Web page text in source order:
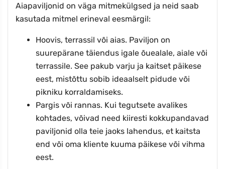
Aiapaviljonid on väga mitmekülgsed ja neid saab
kasutada mitmel erineval eesmärgil:
Hoovis, terrassil või aias. Paviljon on
suurepärane täiendus igale õuealale, aiale või
terrassile. See pakub varju ja kaitset päikese
eest, mistõttu sobib ideaalselt pidude või
pikniku korraldamiseks.
Pargis või rannas. Kui tegutsete avalikes
kohtades, võivad need kiiresti kokkupandavad
paviljonid olla teie jaoks lahendus, et kaitsta
end või oma kliente kuuma päikese või vihma
eest.